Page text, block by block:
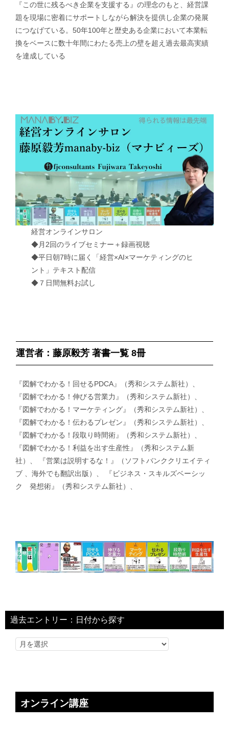
『この世に残るべき企業を支援する』の理念のもと、経営課
題を現場に密着にサポートしながら解決を提供し企業の発展
につなげている。50年100年と歴史ある企業において本業転
換をベースに数十年間にわたる売上の壁を超え過去最高実績
を達成している
経営オンラインサロン
◆月2回のライブセミナー＋録画視聴
◆平日朝7時に届く「経営×AI×マーケティングのヒ
ント」テキスト配信
◆７日間無料お試し
運営者：藤原毅芳 著書一覧 8冊
『図解でわかる！回せるPDCA』（秀和システム新社）、
『図解でわかる！伸びる営業力』（秀和システム新社）、
『図解でわかる！マーケティング』（秀和システム新社）、
『図解でわかる！伝わるプレゼン』（秀和システム新社）、
『図解でわかる！段取り時間術』（秀和システム新社）、
『図解でわかる！利益を出す生産性』（秀和システム新
社）、 『営業は説明するな！』（ソフトバンククリエイティ
ブ 、海外でも翻訳出版）、 『ビジネス・スキルズベーシッ
ク 発想術』（秀和システム新社）、
過去エントリー：日付から探す
オンライン講座